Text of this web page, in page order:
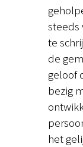
steeds
te
de
geloof
bezig
het